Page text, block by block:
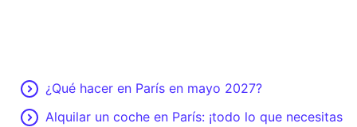
¿Qué hacer en París en mayo 2027?
Alquilar un coche en París: ¡todo lo que necesitas